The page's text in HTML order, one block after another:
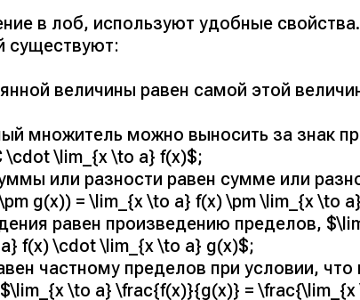
в лоб, используют удобные
существуют:
величины равен самой этой
множитель можно выносить за знак
\cdot \lim_{x \to a} f(x)$;
или разности равен сумме или
g(x)) = \lim_{x \to a} f(x) \pm \lim_{x \to
равен произведению пределов,
f(x) \cdot \lim_{x \to a} g(x)$;
частному пределов при условии, что
\to a} \frac{f(x)}{g(x)} =